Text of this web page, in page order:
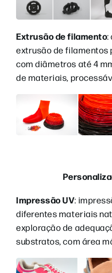
Extrusão de filamento:
extrusão de filamentos
com diâmetros até 4
de materiais,
Impressão UV:
diferentes materiais
exploração de
substratos, com área